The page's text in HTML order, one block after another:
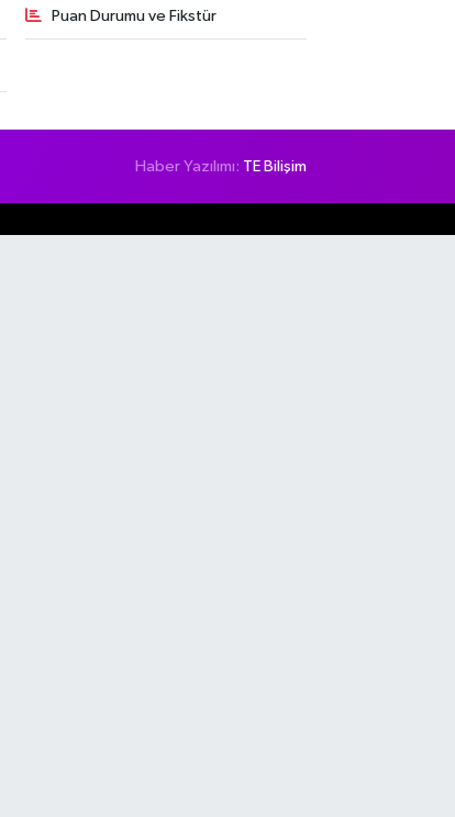
Puan Durumu ve Fikstür
Haber Yazılımı: TE Bilişim